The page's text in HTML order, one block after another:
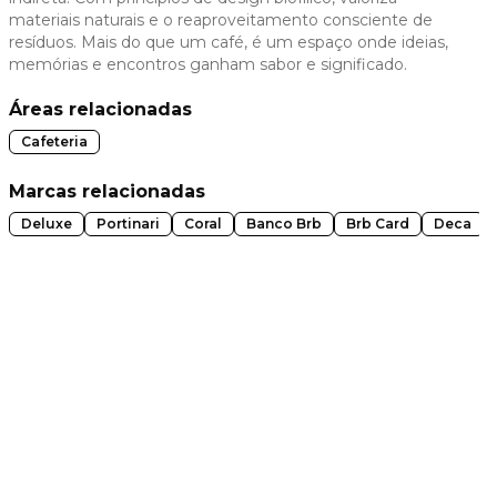
slide
slide
materiais naturais e o reaproveitamento consciente de
resíduos. Mais do que um café, é um espaço onde ideias,
memórias e encontros ganham sabor e significado.
Áreas relacionadas
Cafeteria
Marcas relacionadas
Deluxe Portinari Coral Banco Brb Brb Card Deca